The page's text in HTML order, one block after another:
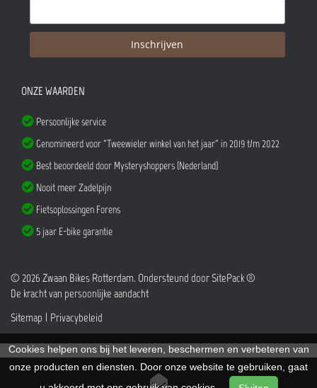
ONZE WAARDEN
Persoonlijke service
Genomineerd voor "Tweewieler winkel van het jaar" in 2019 t/m 2022
Best beoordeeld door Mysteryshoppers (Nederland)
Nooit meer Zadelpijn
Fietsoplossingen Forens
5 jaar E-bike garantie
© 2026 Zwaan Bikes Rotterdam. Ondersteund doorSitePack ®
De kracht van persoonlijke aandacht
Sitemap
Privacybeleid
Cookies helpen ons bij het leveren, beschermen en verbeteren van
onze producten en diensten. Door onze website te gebruiken, gaat